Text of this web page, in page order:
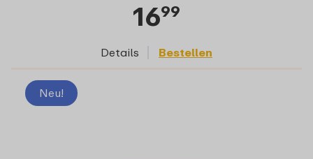
1699
Details Bestellen
Neu!